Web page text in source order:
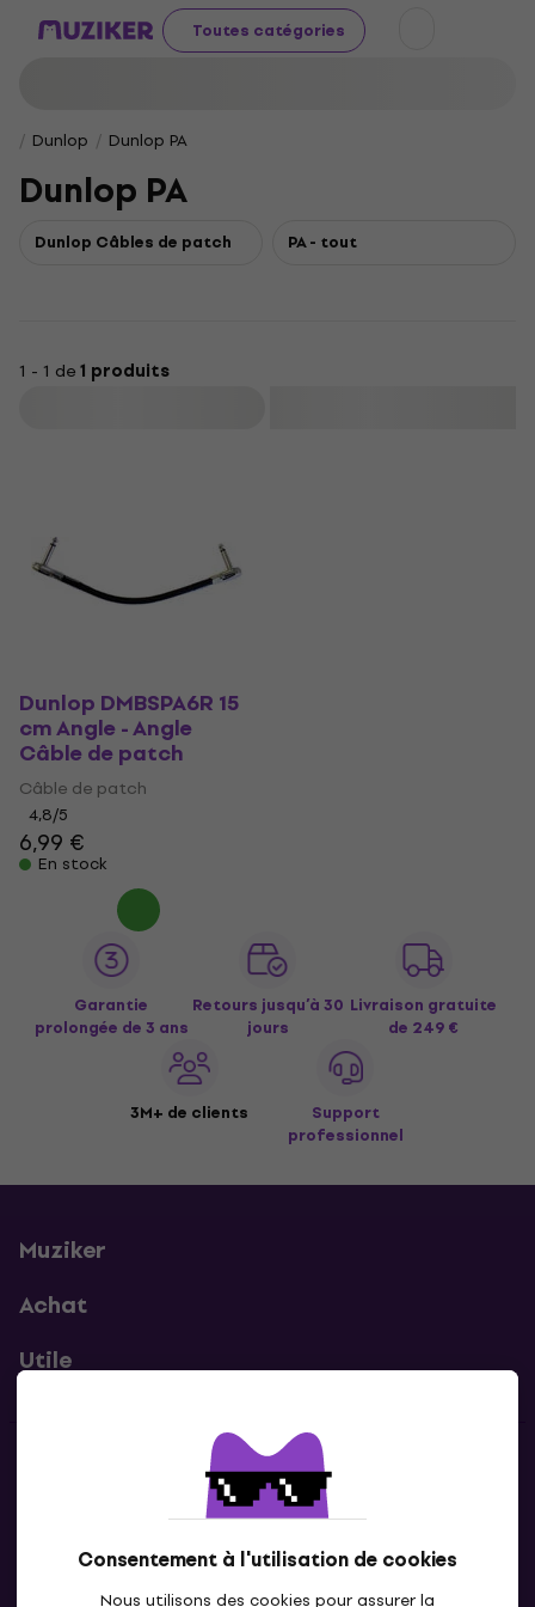
Toutes catégories
Consentement à l'utilisation de cookies
Nous utilisons des cookies pour assurer la
Dunlop Dunlop PA
Dunlop PA
Dunlop Câbles de patch PA - tout
1 - 1 de1 produits
Dunlop DMBSPA6R 15
cm Angle - Angle
Câble de patch
Câble de patch
4,8/5
6,99 €
En stock
Garantie
prolongée de 3 ans
Retours jusqu’à 30
jours
Livraison gratuite
de 249 €
3M+ de clients
Support
professionnel
Muziker
Achat
Utile
Contacts
Contacte nous